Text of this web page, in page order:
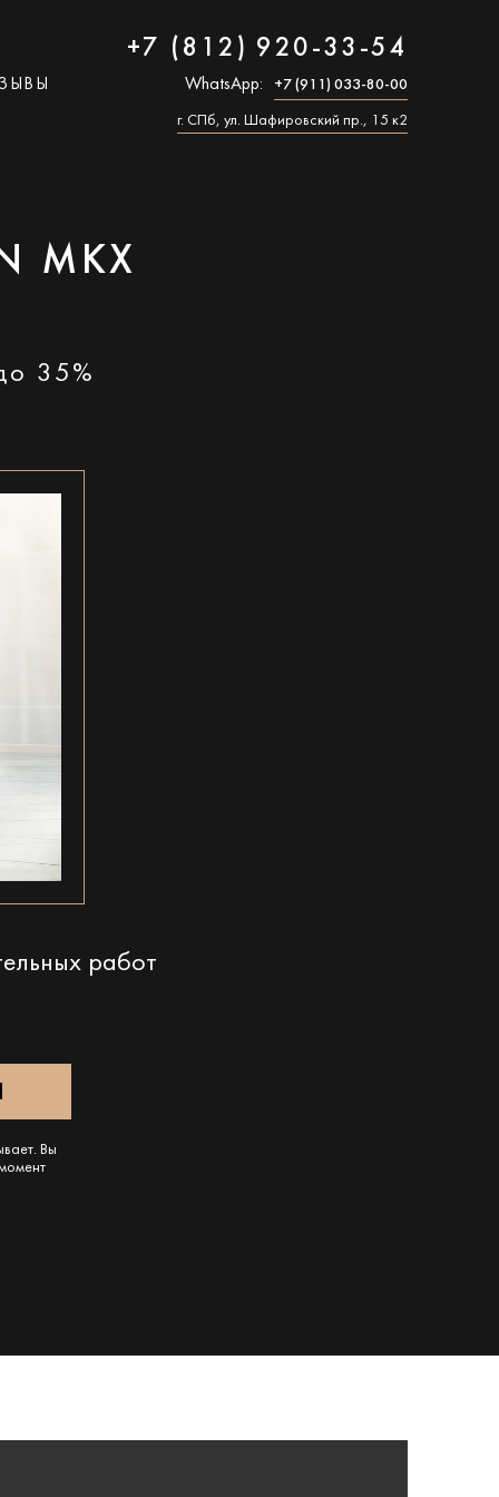
+7 (812) 920-33-54
WhatsApp: +7 (911) 033-80-00
г. СПб, ул. Шафировский пр., 15 к2
MKX
35%
работ
Вы